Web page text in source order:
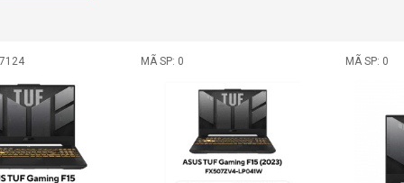
MÃ SP: 0 MÃ SP: 0